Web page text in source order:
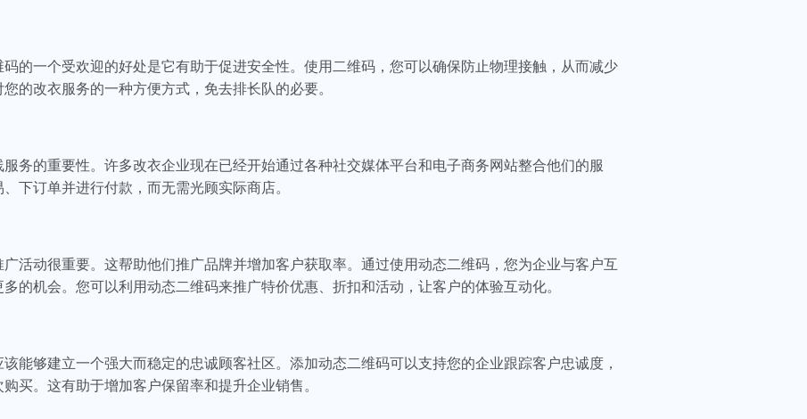
的一个受欢迎的好处是它有助于促进安全性。使用二维码，您可以确保防止物理接触，从而减少
的改衣服务的一种方便方式，免去排长队的必要。
务的重要性。许多改衣企业现在已经开始通过各种社交媒体平台和电子商务网站整合他们的服
下订单并进行付款，而无需光顾实际商店。
活动很重要。这帮助他们推广品牌并增加客户获取率。通过使用动态二维码，您为企业与客户互
的机会。您可以利用动态二维码来推广特价优惠、折扣和活动，让客户的体验互动化。
能够建立一个强大而稳定的忠诚顾客社区。添加动态二维码可以支持您的企业跟踪客户忠诚度，
买。这有助于增加客户保留率和提升企业销售。